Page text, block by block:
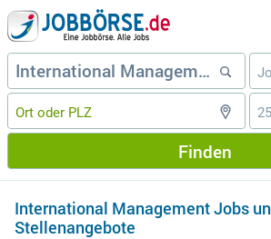
Finden
International Management Jobs
Stellenangebote